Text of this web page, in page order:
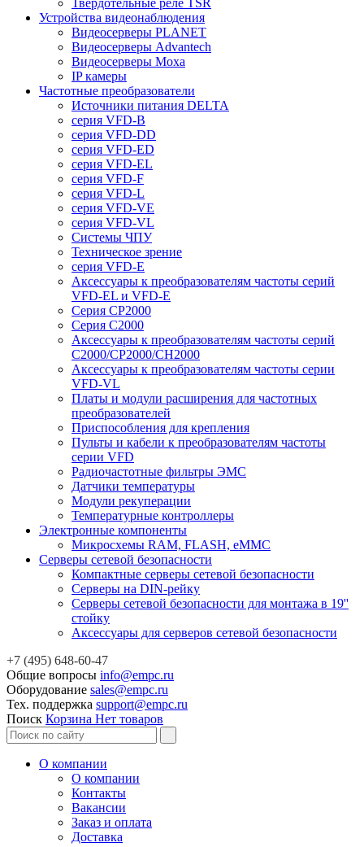
Твердотельные реле TSR
Устройства видеонаблюдения
Видеосерверы PLANET
Видеосерверы Advantech
Видеосерверы Moxa
IP камеры
Частотные преобразователи
Источники питания DELTA
серия VFD-B
серия VFD-DD
серия VFD-ED
серия VFD-EL
серия VFD-F
серия VFD-L
серия VFD-VE
серия VFD-VL
Системы ЧПУ
Техническое зрение
серия VFD-E
Аксессуары к преобразователям частоты серий
VFD-EL и VFD-E
Серия CP2000
Серия C2000
Аксессуары к преобразователям частоты серий
С2000/CP2000/CH2000
Аксессуары к преобразователям частоты серии
VFD-VL
Платы и модули расширения для частотных
преобразователей
Приспособления для крепления
Пульты и кабели к преобразователям частоты
серии VFD
Радиочастотные фильтры ЭМС
Датчики температуры
Модули рекуперации
Температурные контроллеры
Электронные компоненты
Микросхемы RAM, FLASH, eMMC
Серверы сетевой безопасности
Компактные серверы сетевой безопасности
Серверы на DIN-рейку
Серверы сетевой безопасности для монтажа в 19''
стойку
Аксессуары для серверов сетевой безопасности
+7 (495) 648-60-47
Общие вопросы info@empc.ru
Оборудование sales@empc.ru
Тех. поддержка support@empc.ru
Поиск Корзина Нет товаров
О компании
О компании
Контакты
Вакансии
Заказ и оплата
Доставка